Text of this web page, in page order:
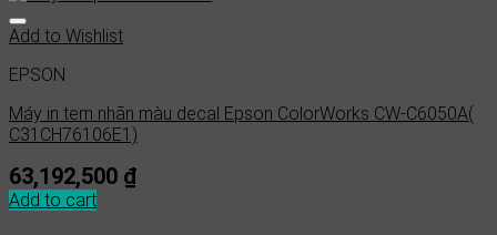
Add to Wishlist
EPSON
Máy in tem nhãn màu decal Epson ColorWorks CW-C6050A(
C31CH76106E1)
63,192,500 ₫
Add to cart